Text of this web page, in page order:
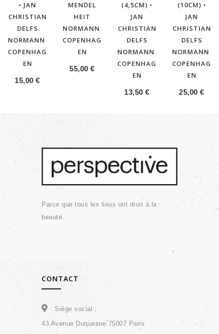
• JAN
CHRISTIAN
DELFS
NORMANN
COPENHAG
EN
15,00€
MENDEL
HEIT
NORMANN
COPENHAG
EN
55,00€
(4,5CM) •
JAN
CHRISTIAN
DELFS
NORMANN
COPENHAG
EN
13,50€
(10CM) •
JAN
CHRISTIAN
DELFS
NORMANN
COPENHAG
EN
25,00€
Parce que tous les lieux ont droit à la
beauté.
CONTACT
Siège social :
43 Avenue Duquesne 75007 Paris